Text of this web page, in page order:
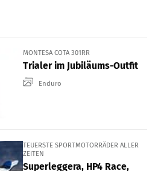
MONTESA COTA 301RR
Trialer im Jubiläums-Outfit
Enduro
TEUERSTE SPORTMOTORRÄDER ALLER
ZEITEN
Superleggera, HP4 Race,